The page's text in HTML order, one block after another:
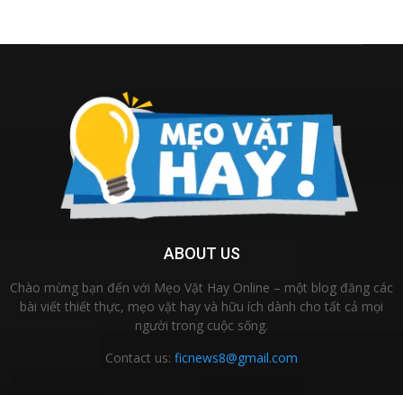
ABOUT US
Chào mừng bạn đến với Mẹo Vặt Hay Online – một blog đăng các
bài viết thiết thực, mẹo vặt hay và hữu ích dành cho tất cả mọi
người trong cuộc sống.
Contact us: ficnews8@gmail.com